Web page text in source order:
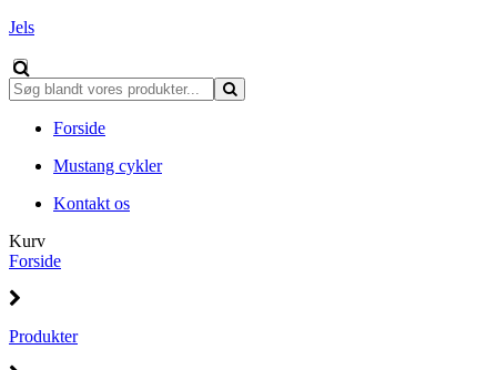
Jels
Forside
Mustang cykler
Kontakt os
Kurv
Forside
Produkter